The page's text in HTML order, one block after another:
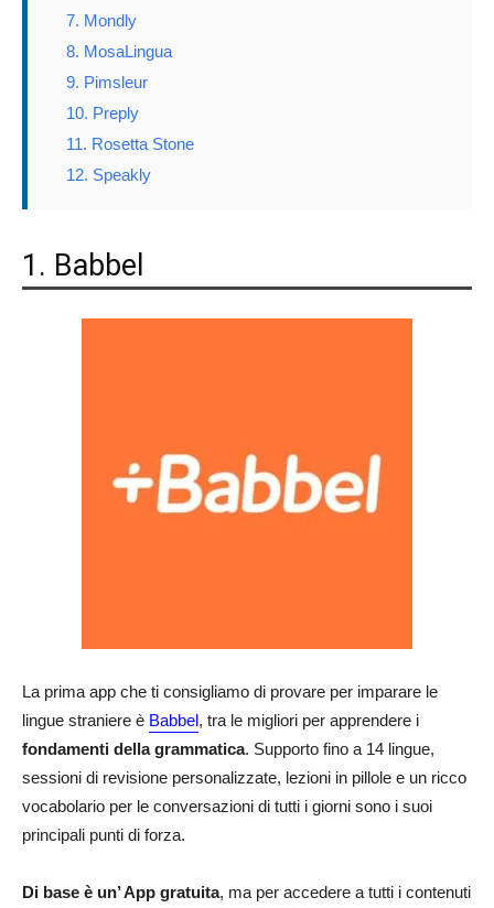
7. Mondly
8. MosaLingua
9. Pimsleur
10. Preply
11. Rosetta Stone
12. Speakly
1. Babbel
La prima app che ti consigliamo di provare per imparare le
lingue straniere è Babbel, tra le migliori per apprendere i
fondamenti della grammatica. Supporto fino a 14 lingue,
sessioni di revisione personalizzate, lezioni in pillole e un ricco
vocabolario per le conversazioni di tutti i giorni sono i suoi
principali punti di forza.
Di base è un’ App gratuita, ma per accedere a tutti i contenuti